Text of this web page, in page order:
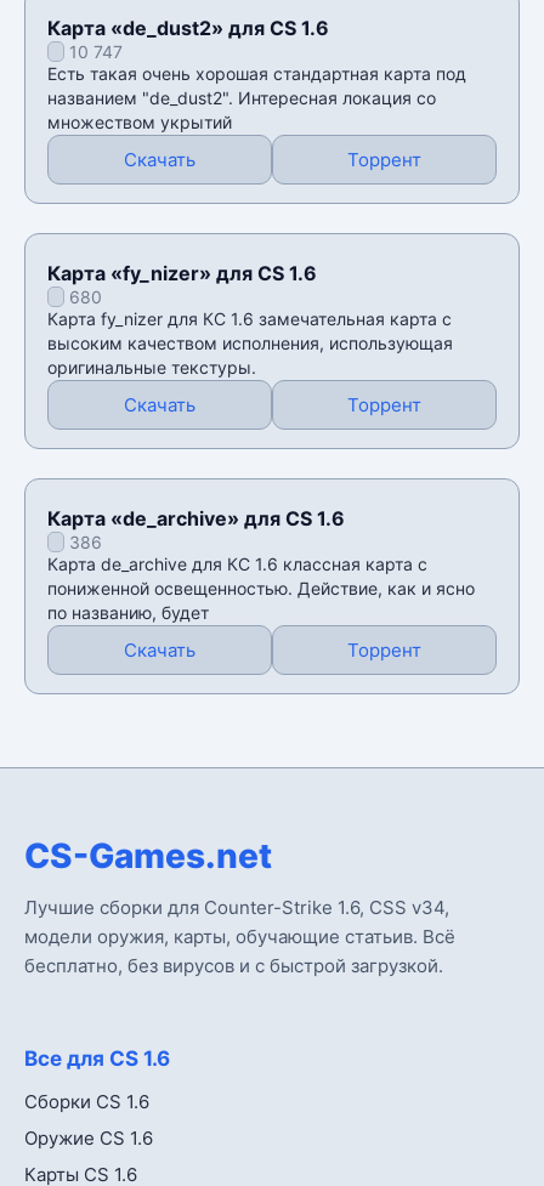
Карта «de_dust2» для CS 1.6
10 747
Есть такая очень хорошая стандартная карта под
названием "de_dust2". Интересная локация со
множеством укрытий
Скачать Торрент
Карта «fy_nizer» для CS 1.6
680
Карта fy_nizer для КС 1.6 замечательная карта с
высоким качеством исполнения, использующая
оригинальные текстуры.
Скачать Торрент
Карта «de_archive» для CS 1.6
386
Карта de_archive для КС 1.6 классная карта с
пониженной освещенностью. Действие, как и ясно
по названию, будет
Скачать Торрент
CS-Games.net
Лучшие сборки для Counter-Strike 1.6, CSS v34,
модели оружия, карты, обучающие статьив. Всё
бесплатно, без вирусов и с быстрой загрузкой.
Все для CS 1.6
Сборки CS 1.6
Оружие CS 1.6
Карты CS 1.6